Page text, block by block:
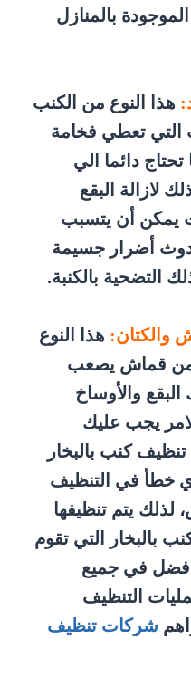
بالمنازل
هذا النوع من الكنب
التي تعطي فخامة
دائما الي
لازالة البقع
يمكن أن يتسبب
أضرار جسيمة
التضحية بالكنبة.
والكتان: هذا النوع
من قماش يصعب
والأوساخ
يجب عليك
كنب بالبخار
خطأ في التنظيف
يتم تنظيفها
بالبخار التي تقوم
في جميع
التنظيف
شركات تنظيف